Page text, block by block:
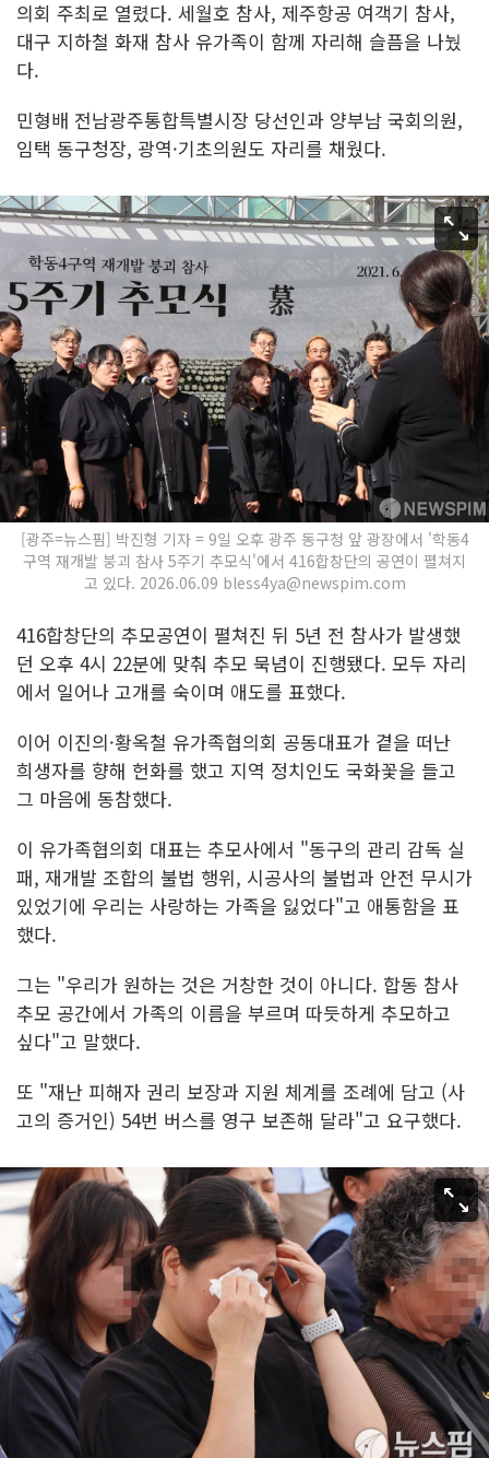
의회 주최로 열렸다. 세월호 참사, 제주항공 여객기 참사,
대구 지하철 화재 참사 유가족이 함께 자리해 슬픔을 나눴
다.
민형배 전남광주통합특별시장 당선인과 양부남 국회의원,
임택 동구청장, 광역·기초의원도 자리를 채웠다.
[광주=뉴스핌] 박진형 기자 = 9일 오후 광주 동구청 앞 광장에서 '학동4
구역 재개발 붕괴 참사 5주기 추모식'에서 416합창단의 공연이 펼쳐지
고 있다. 2026.06.09 bless4ya@newspim.com
416합창단의 추모공연이 펼쳐진 뒤 5년 전 참사가 발생했
던 오후 4시 22분에 맞춰 추모 묵념이 진행됐다. 모두 자리
에서 일어나 고개를 숙이며 애도를 표했다.
이어 이진의·황옥철 유가족협의회 공동대표가 곁을 떠난
희생자를 향해 헌화를 했고 지역 정치인도 국화꽃을 들고
그 마음에 동참했다.
이 유가족협의회 대표는 추모사에서 "동구의 관리 감독 실
패, 재개발 조합의 불법 행위, 시공사의 불법과 안전 무시가
있었기에 우리는 사랑하는 가족을 잃었다"고 애통함을 표
했다.
그는 "우리가 원하는 것은 거창한 것이 아니다. 합동 참사
추모 공간에서 가족의 이름을 부르며 따듯하게 추모하고
싶다"고 말했다.
또 "재난 피해자 권리 보장과 지원 체계를 조례에 담고 (사
고의 증거인) 54번 버스를 영구 보존해 달라"고 요구했다.